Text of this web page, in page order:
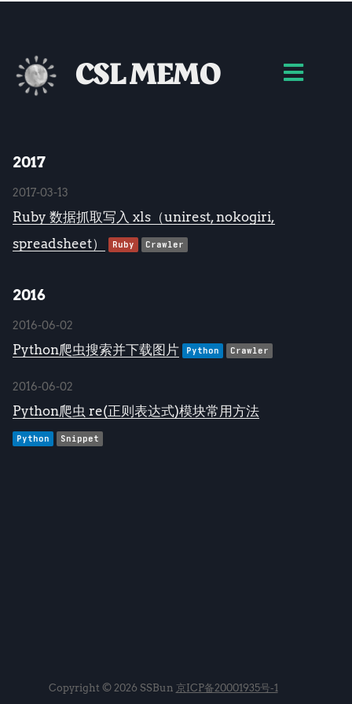
CSL MEMO
2017
2017-03-13
Ruby 数据抓取写入 xls（unirest, nokogiri,
spreadsheet）
Ruby Crawler
2016
2016-06-02
Python爬虫搜索并下载图片 Python Crawler
2016-06-02
Python爬虫 re(正则表达式)模块常用方法
Python Snippet
Copyright © 2026 SSBun 京ICP备20001935号-1